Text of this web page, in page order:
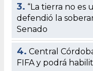
3. “La tierra no es
defendió la
Senado
4. Central
FIFA y podrá